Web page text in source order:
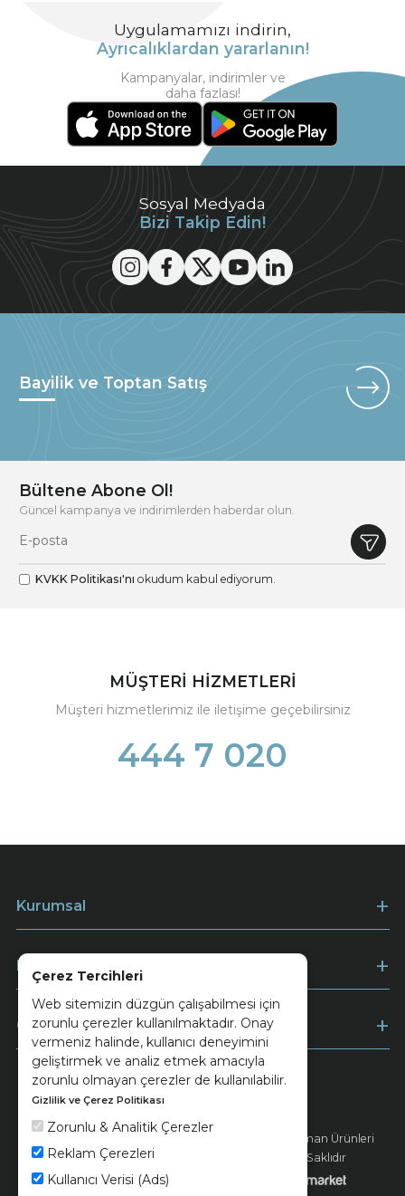
Çerez Tercihleri
Web sitemizin düzgün çalışabilmesi için
zorunlu çerezler kullanılmaktadır. Onay
vermeniz halinde, kullanıcı deneyimini
geliştirmek ve analiz etmek amacıyla
zorunlu olmayan çerezler de kullanılabilir.
Gizlilik ve Çerez Politikası
Zorunlu & Analitik Çerezler
Reklam Çerezleri
Kullanıcı Verisi (Ads)
Sosyal Medyada
Bizi Takip Edin!
Uygulamamızı indirin,
Ayrıcalıklardan yararlanın!
Kampanyalar, indirimler ve
daha fazlası!
Bayilik ve Toptan Satış
Bültene Abone Ol!
Güncel kampanya ve indirimlerden haberdar olun.
KVKK Politikası'nı okudum kabul ediyorum.
MÜŞTERİ HİZMETLERİ
Müşteri hizmetlerimiz ile iletişime geçebilirsiniz
444 7 020
Kurumsal
Müşteri Hizmetleri
Ödeme
Keramika Kvkk ve Çerez Politikası
© 2026 Ünsa Madencilik Turizm Enerji Seramik Orman Ürünleri
Elektrik Üretim San. ve Tic. A.Ş. - Tüm Hakları Saklıdır